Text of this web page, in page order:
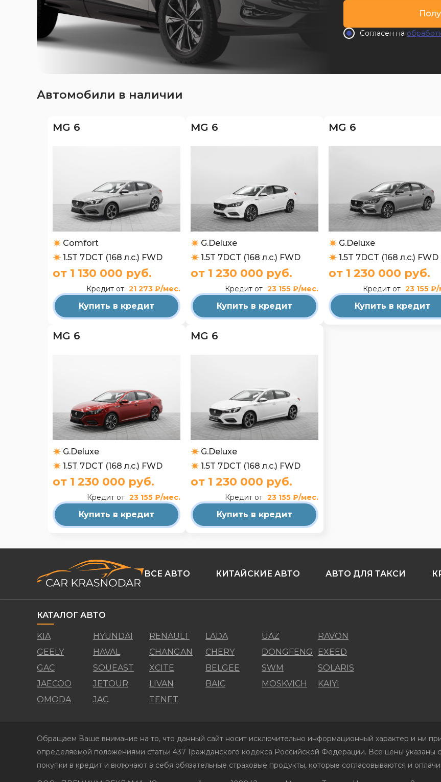
Согласен на
Автомобили в наличии
MG 6
Comfort
1.5T 7DCT (168 л.с.) FWD
от 1 130 000 руб.
Кредит от 21 273 ₽/мес.
Купить в кредит
MG 6
G.Deluxe
1.5T 7DCT (168 л.с.) FWD
от 1 230 000 руб.
Кредит от 23 155 ₽/мес.
Купить в кредит
MG 6
G.Deluxe
1.5T 7DCT (168 л.с.) FWD
от 1 230 000 руб.
Кредит от 23 155
Купить в кредит
MG 6
G.Deluxe
1.5T 7DCT (168 л.с.) FWD
от 1 230 000 руб.
Кредит от 23 155 ₽/мес.
Купить в кредит
MG 6
G.Deluxe
1.5T 7DCT (168 л.с.) FWD
от 1 230 000 руб.
Кредит от 23 155 ₽/мес.
Купить в кредит
ВСЕ АВТО КИТАЙСКИЕ АВТО АВТО ДЛЯ ТАКСИ
КАТАЛОГ АВТО
KIA HYUNDAI RENAULT LADA UAZ
RAVON
GEELY
HAVAL CHANGAN CHERY DONGFENG
EXEED
GAC
SOUEAST XCITE BELGEE SWM
SOLARIS
JAECOO
JETOUR LIVAN BAIC MOSKVICH
KAIYI
OMODA
JAC TENET
Обращаем Ваше внимание на то, что данный сайт носит исключительно информационный характер и ни
определяемой положениями статьи 437 Гражданского кодекса Российской Федерации. Все цены указаны
покупки в кредит и включают в себя обязательные страховые продукты, которые согласовываются и